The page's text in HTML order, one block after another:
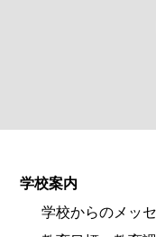
学校案内
学校からのメッ